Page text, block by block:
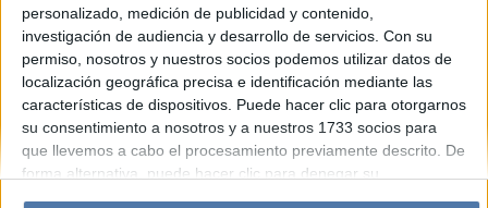
personalizado, medición de publicidad y contenido,
investigación de audiencia y desarrollo de servicios. Con su
permiso, nosotros y nuestros socios podemos utilizar datos de
localización geográfica precisa e identificación mediante las
características de dispositivos. Puede hacer clic para otorgarnos
su consentimiento a nosotros y a nuestros 1733 socios para
que llevemos a cabo el procesamiento previamente descrito. De
forma alternativa, puede hacer clic para denegar su